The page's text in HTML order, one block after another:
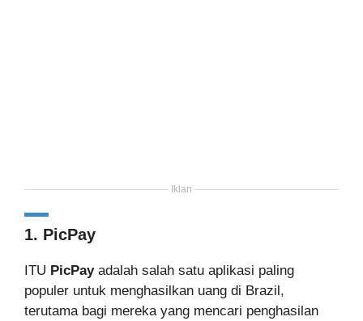
Iklan
1. PicPay
ITU PicPayadalah salah satu aplikasi paling
populer untuk menghasilkan uang di Brazil,
terutama bagi mereka yang mencari penghasilan